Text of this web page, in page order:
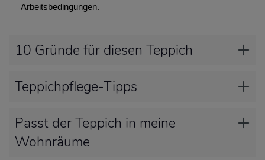
Arbeitsbedingungen.
10 Gründe für diesen Teppich
Teppichpflege-Tipps
Passt der Teppich in meine
Wohnräume